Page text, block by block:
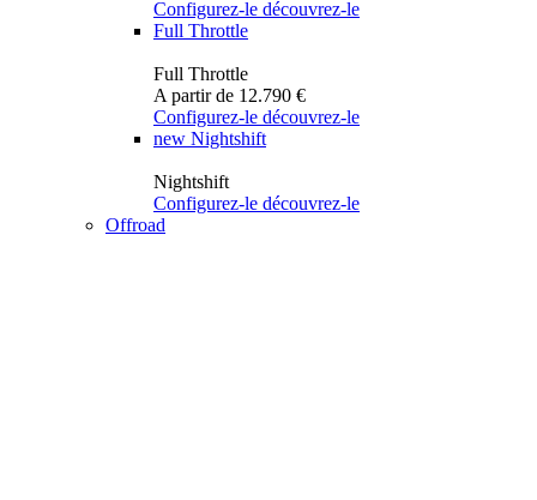
Configurez-le découvrez-le
Full Throttle
Full Throttle
A partir de 12.790 €
Configurez-le découvrez-le
new Nightshift
Nightshift
Configurez-le découvrez-le
Offroad